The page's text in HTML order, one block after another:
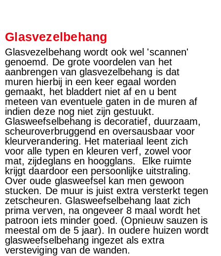
Glasvezelbehang
Glasvezelbehang wordt ook wel 'scannen'
genoemd. De grote voordelen van het
aanbrengen van glasvezelbehang is dat
muren hierbij in een keer egaal worden
gemaakt, het bladdert niet af en u bent
meteen van eventuele gaten in de muren af
indien deze nog niet zijn gestuukt.
Glasweefselbehang is decoratief, duurzaam,
scheuroverbruggend en oversausbaar voor
kleurverandering. Het materiaal leent zich
voor alle typen en kleuren verf, zowel voor
mat, zijdeglans en hoogglans. Elke ruimte
krijgt daardoor een persoonlijke uitstraling.
Over oude glasweefsel kan men gewoon
stucken. De muur is juist extra versterkt tegen
zetscheuren. Glasweefselbehang laat zich
prima verven, na ongeveer 8 maal wordt het
patroon iets minder goed. (Opnieuw sauzen is
meestal om de 5 jaar). In oudere huizen wordt
glasweefselbehang ingezet als extra
versteviging van de wanden.